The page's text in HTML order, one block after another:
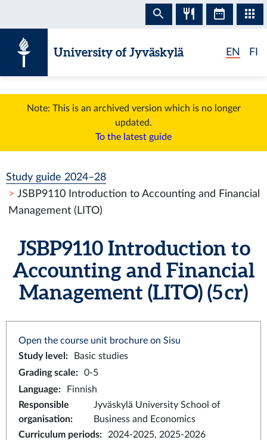
University of Jyväskylä EN FI
Note: This is an archived version which is no longer
updated.
To the latest guide
Study guide 2024–28
JSBP9110 Introduction to Accounting and Financial
Management (LITO)
JSBP9110 Introduction to
Accounting and Financial
Management (LITO) (5 cr)
Open the course unit brochure on Sisu
Study level :
Basic studies
Grading scale:
0-5
Language:
Finnish
Responsible
organisation:
Jyväskylä University School of
Business and Economics
Curriculum periods: 2024-2025, 2025-2026